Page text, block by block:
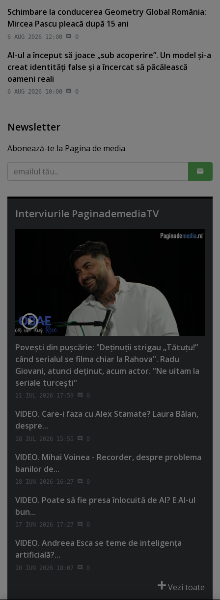
Schimbare la conducerea Geometry Global România:
Mircea Pascu pleacă după 15 ani
6 AUG 2026 12:00 0
AI-ul a început să joace „sub acoperire”. Un model şi-a
creat identităţi false şi a încercat să păcălească
oameni reali
6 AUG 2026 10:00 0
Newsletter
Abonează-te la Pagina de media
Interviurile PaginademediaTV
Poveşti din puşcărie: "Deţinuţii strigau „Tătuţu!”
când serialul se filma chiar la Rahova". Radu
Giovani, atunci deţinut, acum actor. "Ne uitam la
seriale turceşti"
21 IUL 2026 17:59 0
VIDEO. Care-i faza cu Alex Stamate? Laura Bălan,
despre...
18 IUL 2026 15:55 0
VIDEO. Mihai Voinea - Recorder, despre problema
banilor de...
18 IUN 2026 16:27 0
VIDEO. Poate să fie presa înlocuită de AI? E AI-ul
bun...
17 IUN 2026 17:27 0
VIDEO. Andreea Esca se teme de inteligenţa
artificială?...
10 IUN 2026 18:07 0
Vezi toate